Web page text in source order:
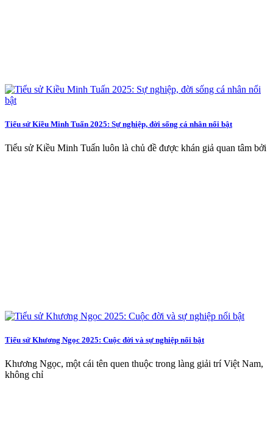
Tiểu sử Kiều Minh Tuấn 2025: Sự nghiệp, đời sống cá nhân nổi bật
Tiểu sử Kiều Minh Tuấn luôn là chủ đề được khán giả quan tâm bởi
Tiểu sử Khương Ngọc 2025: Cuộc đời và sự nghiệp nổi bật
Khương Ngọc, một cái tên quen thuộc trong làng giải trí Việt Nam,
không chỉ